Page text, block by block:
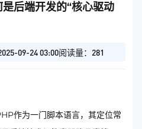
后端开发的“核心驱动
09-24 03:00阅读量：281
作为一门脚本语言，其定位常